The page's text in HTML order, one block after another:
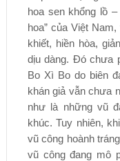
hoa sen khổng lồ
hoa” của Việt
khiết, hiền hòa,
dịu dàng. Đó chưa
Bo Xì Bo do biên
khán giả vẫn chưa
như là những vũ
khúc. Tuy nhiên,
vũ công hoành
vũ công đang mô